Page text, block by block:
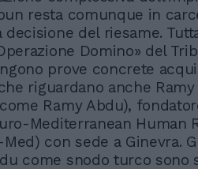
resta comunque in
decisione del riesame.
Domino» del
prove concrete
riguardano anche
Ramy Abdu),
Mediterranean Human
Med) con sede a Ginevra.
come snodo turco sono
Rudy